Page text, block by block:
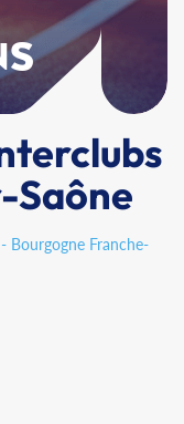
Saône
Bourgogne Franche-